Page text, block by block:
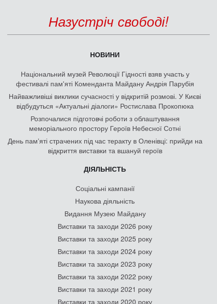
Назустріч свободі!
НОВИНИ
Національний музей Революції Гідності взяв участь у
фестивалі пам'яті Коменданта Майдану Андрія Парубія
Найважливіші виклики сучасності у відкритій розмові. У Києві
відбудуться «Актуальні діалоги» Ростислава Прокопюка
Розпочалися підготовчі роботи з облаштування
меморіального простору Героїв Небесної Сотні
День памʼяті страчених під час теракту в Оленівці: прийди на
відкриття виставки та вшануй героїв
ДІЯЛЬНІСТЬ
Соціальні кампанії
Наукова діяльність
Видання Музею Майдану
Виставки та заходи 2026 року
Виставки та заходи 2025 року
Виставки та заходи 2024 року
Виставки та заходи 2023 року
Виставки та заходи 2022 року
Виставки та заходи 2021 року
Виставки та заходи 2020 року